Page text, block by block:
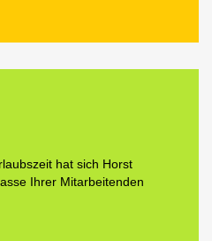
hat sich Horst
Ihrer Mitarbeitenden